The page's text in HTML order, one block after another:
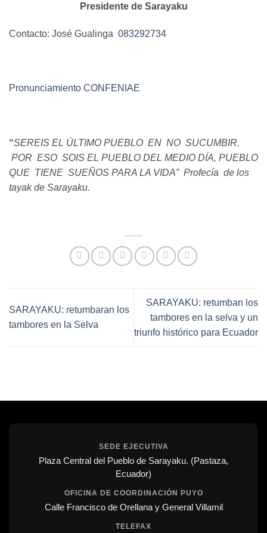
Presidente de Sarayaku
Contacto: José Gualinga 083292734
Pronunciamiento CONFENIAE
“SEREIS EL ÚLTIMO PUEBLO EN NO SUCUMBIR.
POR ESO SOIS EL PUEBLO DEL MEDIO DÍA, PUEBLO
QUE TIENE SUEÑOS PARA LA VIDA” Profecía de los
tayak de Sarayaku.
SARAYAKU: retumbaran los
tambores en la Selva
SARAYAKU: retumban los
tambores en la selva y un
triunfo histórico para Ecuador
SEDE EJECUTIVA
Plaza Central del Pueblo de Sarayaku. (Pastaza,
Ecuador)
OFICINA DE COORDINACIÓN PUYO
Calle Francisco de Orellana y General Villamil
TELEFAX